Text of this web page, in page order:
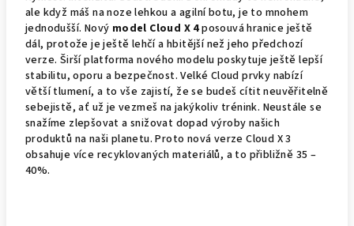
ale když máš na noze lehkou a agilní botu, je to mnohem
jednodušší. Nový model Cloud X 4posouvá hranice ještě
dál, protože je ještě lehčí a hbitější než jeho předchozí
verze. Širší platforma nového modelu poskytuje ještě lepší
stabilitu, oporu a bezpečnost. Velké Cloud prvky nabízí
větší tlumení, a to vše zajistí, že se budeš cítit neuvěřitelně
sebejistě, ať už je vezmeš na jakýkoliv trénink. Neustále se
snažíme zlepšovat a snižovat dopad výroby našich
produktů na naši planetu. Proto nová verze Cloud X 3
obsahuje více recyklovaných materiálů, a to přibližně 35 –
40%.